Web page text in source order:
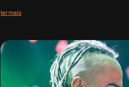
ler mais